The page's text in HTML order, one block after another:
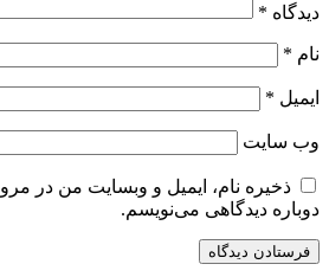
دیدگاه *
نام *
ایمیل *
وب‌ سایت
ذخیره نام، ایمیل و وبسایت من در
دوباره دیدگاهی می‌نویسم.